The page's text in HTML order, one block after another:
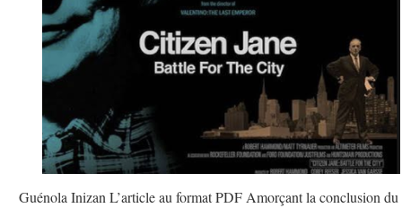
Guénola Inizan L’article au format PDF Amorçant la conclusion du